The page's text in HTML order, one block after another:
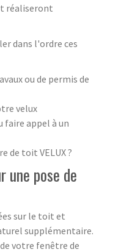
réaliseront
dans l'ordre ces
ou de permis de
velux
faire appel à un
de toit VELUX ?
une pose de
sur le toit et
supplémentaire.
votre fenêtre de